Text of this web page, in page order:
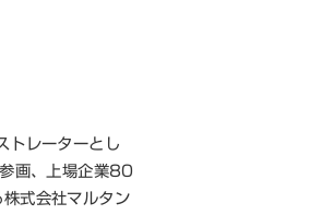
トレーターとし
画、上場企業80
式会社マルタン